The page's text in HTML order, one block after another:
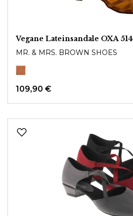
Vegane Lateinsandale OXA 514
MR. & MRS. BROWN SHOES
109,90 €